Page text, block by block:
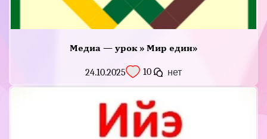
Медиа — урок » Мир един»
24.10.2025 10 нет